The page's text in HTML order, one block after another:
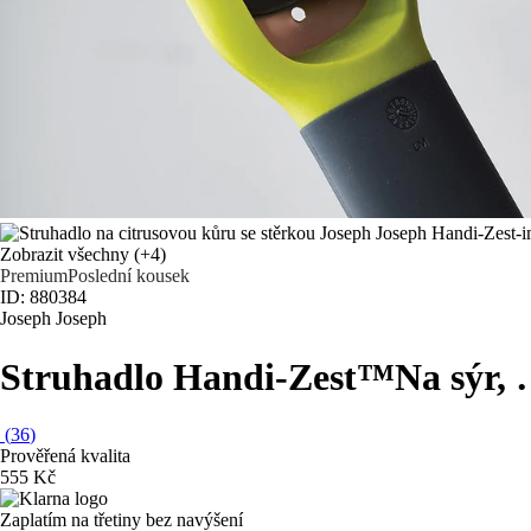
Zobrazit všechny (+4)
PremiumPoslední kousek
ID: 880384
Joseph Joseph
Struhadlo Handi-Zest™Na sýr,
(36)
Prověřená kvalita
555 Kč
Zaplatím na třetiny bez navýšení